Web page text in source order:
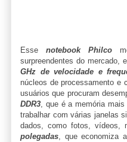
Esse notebook Philco
surpreendentes do mercado,
GHz de velocidade e
núcleos de processamento e
usuários que procuram
DDR3, que é a memória
trabalhar com várias janelas
dados, como fotos,
polegadas, que economiza